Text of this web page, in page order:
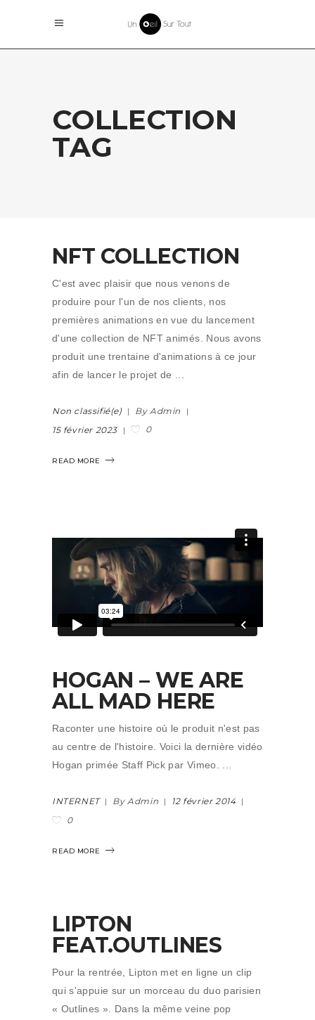
COLLECTION
TAG
NFT COLLECTION
C'est avec plaisir que nous venons de
produire pour l'un de nos clients, nos
premières animations en vue du lancement
d'une collection de NFT animés. Nous avons
produit une trentaine d'animations à ce jour
afin de lancer le projet de
Non classifié(e)
By Admin
15 février 2023
0
READ MORE
HOGAN – WE ARE
ALL MAD HERE
Raconter une histoire où le produit n'est pas
au centre de l'histoire. Voici la dernière vidéo
Hogan primée Staff Pick par Vimeo.
INTERNET By Admin
12 février 2014
0
READ MORE
LIPTON
FEAT.OUTLINES
Pour la rentrée, Lipton met en ligne un clip
qui s'appuie sur un morceau du duo parisien
« Outlines ». Dans la même veine pop